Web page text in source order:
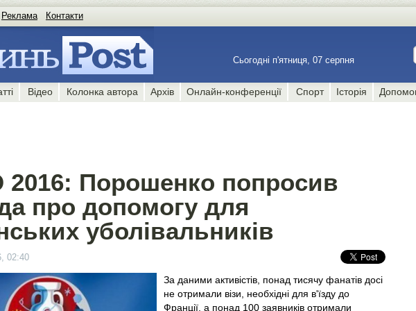
Реклама Контакти
Сьогодні п'ятниця, 07 серпня
Відео Колонка автора Архів Онлайн-конференції Спорт Історія
Порошенко попросив
про допомогу для
уболівальників
02:40
За даними активістів, понад тисячу фанатів досі
не отримали візи, необхідні для в'їзду до
Франції, а понад 100 заявників отримали